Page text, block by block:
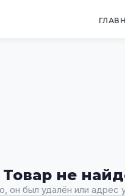
Товар не
он был удалён или адрес